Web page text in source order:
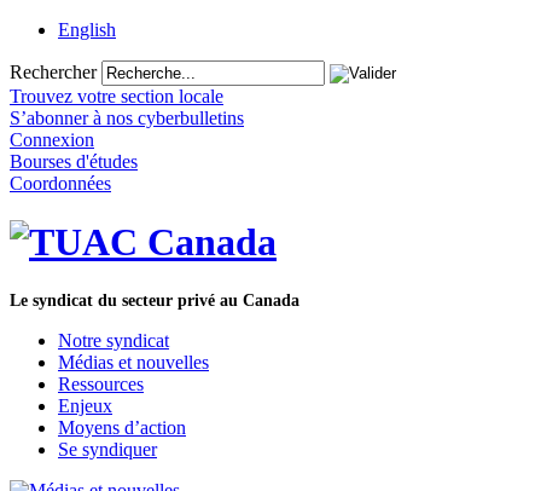
English
Rechercher
Trouvez votre section locale
S’abonner à nos cyberbulletins
Connexion
Bourses d'études
Coordonnées
Le syndicat du secteur privé au Canada
Notre syndicat
Médias et nouvelles
Ressources
Enjeux
Moyens d’action
Se syndiquer